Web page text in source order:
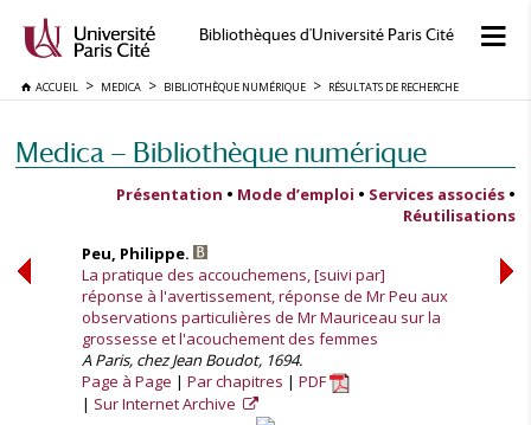
Bibliothèques d'Université Paris Cité
ACCUEIL MEDICA BIBLIOTHÈQUE NUMÉRIQUE RÉSULTATS DE RECHERCHE
Medica — Bibliothèque numérique
Présentation • Mode d’emploi • Services associés •
Réutilisations
Peu, Philippe.
La pratique des accouchemens, [suivi par]
réponse à l'avertissement, réponse de Mr Peu aux
observations particulières de Mr Mauriceau sur la
grossesse et l'acouchement des femmes
A Paris, chez Jean Boudot, 1694.
Page à Page
Par chapitres
PDF
Sur Internet Archive